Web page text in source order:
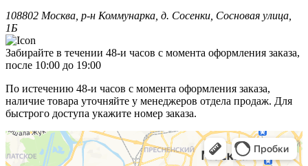
108802 Москва, р-н Коммунарка, д. Сосенки, Сосновая улица,
1Б
Забирайте в течении 48-и часов с момента оформления заказа,
после 10:00 до 19:00
По истечению 48-и часов с момента оформления заказа,
наличие товара уточняйте у менеджеров отдела продаж. Для
быстрого доступа укажите номер заказа.